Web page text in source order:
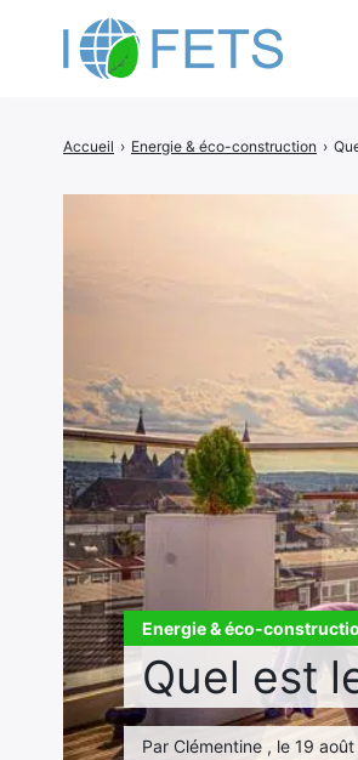
Energie & éco-
Quel est
Par Clémentine , le 19
Accueil › Energie & éco-construction ›